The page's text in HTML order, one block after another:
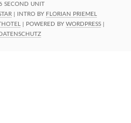
SECOND UNIT
| INTRO BY FLORIAN PRIEMEL
| POWERED BY WORDPRESS
DATENSCHUTZ